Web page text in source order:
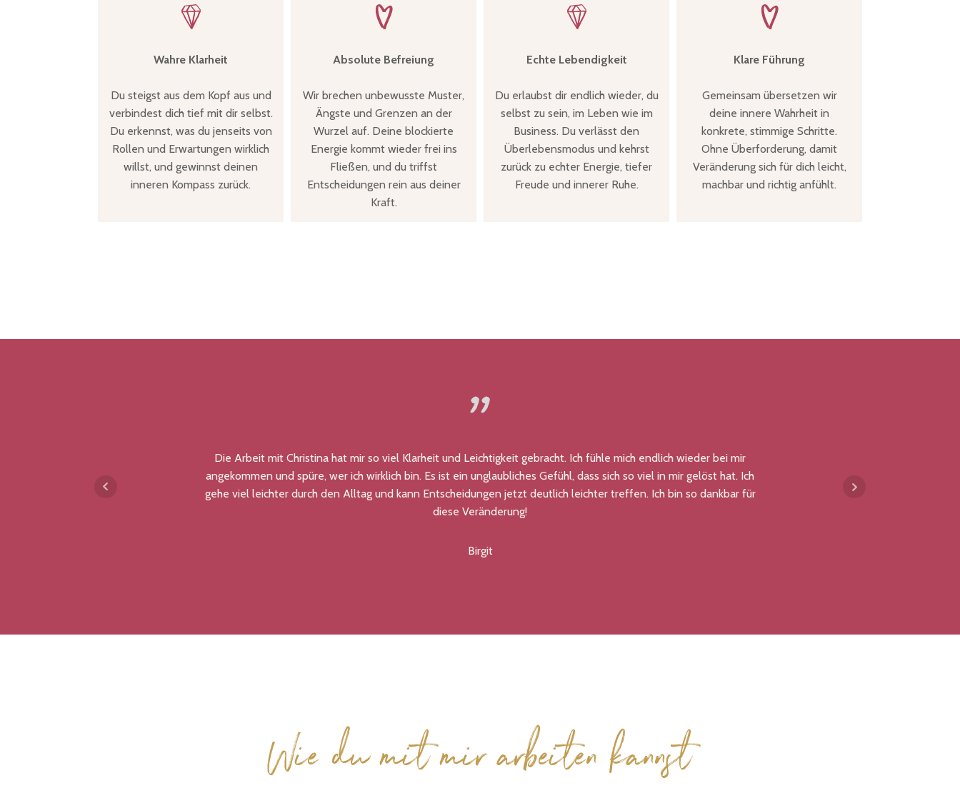
Wahre Klarheit
Du steigst aus dem Kopf aus und
verbindest dich tief mit dir selbst.
Du erkennst, was du jenseits von
Rollen und Erwartungen wirklich
willst, und gewinnst deinen
inneren Kompass zurück.
Absolute Befreiung
Wir brechen unbewusste Muster,
Ängste und Grenzen an der
Wurzel auf. Deine blockierte
Energie kommt wieder frei ins
Fließen, und du triffst
Entscheidungen rein aus deiner
Kraft.
Echte Lebendigkeit
Du erlaubst dir endlich wieder, du
selbst zu sein, im Leben wie im
Business. Du verlässt den
Überlebensmodus und kehrst
zurück zu echter Energie, tiefer
Freude und innerer Ruhe.
Klare Führung
Gemeinsam übersetzen wir
deine innere Wahrheit in
konkrete, stimmige Schritte.
Ohne Überforderung, damit
Veränderung sich für dich leicht,
machbar und richtig anfühlt.
Die Arbeit mit Christina hat mir so viel Klarheit und Leichtigkeit gebracht. Ich fühle mich endlich wieder bei mir
angekommen und spüre, wer ich wirklich bin. Es ist ein unglaubliches Gefühl, dass sich so viel in mir gelöst hat. Ich
gehe viel leichter durch den Alltag und kann Entscheidungen jetzt deutlich leichter treffen. Ich bin so dankbar für
diese Veränderung!
Birgit
Wie du mit mir arbeiten kannst